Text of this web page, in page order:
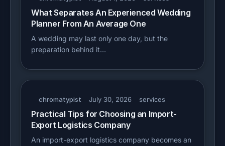
What Separates An Experienced Wedding
Planner From An Average One
A wedding may last only one day, but the
preparation behind it…
chromatypist July 30, 2026 services
Practical Tips for Choosing an Import-
Export Logistics Company
An import-export logistics company becomes an